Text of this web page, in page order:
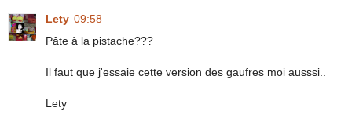
Lety 09:58
Pâte à la pistache???
Il faut que j'essaie cette version des gaufres moi ausssi..
Lety